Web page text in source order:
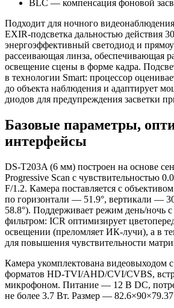
BLC — компенсация фоновой
Подходит для ночного
EXIR-подсветка дальностью действия
энергоэффективный светодиод и
рассеивающая линза, обеспечивающая
освещение сцены в форме кадра.
в технологии Smart: процессор
до объекта наблюдения и адаптирует
диодов для предупреждения засветки
Базовые параметры,
интерфейсы
DS-T203A (6 мм) построен на основе
Progressive Scan с чувствительностью
F/1.2. Камера поставляется с
по горизонтали — 51.9°, вертикали —
58.8°). Поддерживает режим день/ночь
фильтром: ICR оптимизирует
освещении (преломляет ИК-лучи), а в
для повышения чувствительности
Камера укомплектована видеовыходом
форматов HD-TVI/AHD/CVI/CVBS,
микрофоном. Питание — 12 В DC,
не более 3.7 Вт. Размер —